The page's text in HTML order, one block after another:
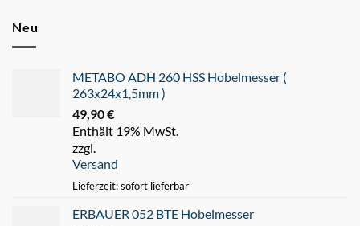
Neu
METABO ADH 260 HSS Hobelmesser (
263x24x1,5mm )
49,90€
Enthält 19% MwSt.
zzgl.
Versand
Lieferzeit: sofort lieferbar
ERBAUER 052 BTE Hobelmesser